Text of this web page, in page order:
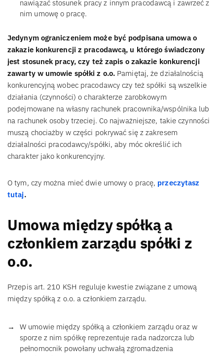
nawiązać stosunek pracy z innym pracodawcą i zawrzeć z
nim umowę o pracę.
Jedynym ograniczeniem może być podpisana umowa o
zakazie konkurencji z pracodawcą, u którego świadczony
jest stosunek pracy, czy też zapis o zakazie konkurencji
zawarty w umowie spółki z o.o. Pamiętaj, że działalnością
konkurencyjną wobec pracodawcy czy też spółki są wszelkie
działania (czynności) o charakterze zarobkowym
podejmowane na własny rachunek pracownika/wspólnika lub
na rachunek osoby trzeciej. Co najważniejsze, takie czynności
muszą chociażby w części pokrywać się z zakresem
działalności pracodawcy/spółki, aby móc określić ich
charakter jako konkurencyjny.
O tym, czy można mieć dwie umowy o pracę, przeczytasz
tutaj.
Umowa między spółką a
członkiem zarządu spółki z
o.o.
Przepis art. 210 KSH reguluje kwestie związane z umową
między spółką z o.o. a członkiem zarządu.
W umowie między spółką a członkiem zarządu oraz w
sporze z nim spółkę reprezentuje rada nadzorcza lub
pełnomocnik powołany uchwałą zgromadzenia